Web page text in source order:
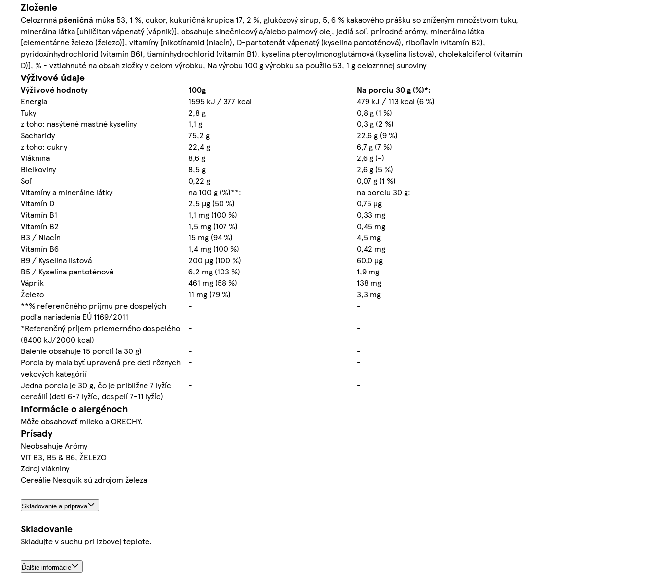
Zloženie
Celozrnná pšeničná múka 53, 1 %, cukor, kukuričná krupica 17, 2 %, glukózový sirup, 5, 6 % kakaového prášku so zníženým množstvom tuku,
minerálna látka [uhličitan vápenatý (vápnik)], obsahuje slnečnicový a/alebo palmový olej, jedlá soľ, prírodné arómy, minerálna látka
[elementárne železo (železo)], vitamíny [nikotínamid (niacín), D-pantotenát vápenatý (kyselina pantoténová), riboflavín (vitamín B2),
pyridoxínhydrochlorid (vitamín B6), tiamínhydrochlorid (vitamín B1), kyselina pteroylmonoglutámová (kyselina listová), cholekalciferol (vitamín
D)], % - vztiahnuté na obsah zložky v celom výrobku, Na výrobu 100 g výrobku sa použilo 53, 1 g celozrnnej suroviny
Výživové údaje
Výživové hodnoty 100g
Na porciu 30 g (%)*:
Energia
1595 kJ / 377 kcal
479 kJ / 113 kcal (6 %)
Tuky
2,8 g
0,8 g (1 %)
z toho: nasýtené mastné kyseliny
1,1 g
0,3 g (2 %)
Sacharidy
75,2 g
22,6 g (9 %)
z toho: cukry
22,4 g
6,7 g (7 %)
Vláknina
8,6 g
2,6 g (-)
Bielkoviny
8,5 g
2,6 g (5 %)
Soľ
0,22 g
0,07 g (1 %)
Vitamíny a minerálne látky
na 100 g (%)**:
na porciu 30 g:
Vitamín D
2,5 µg (50 %)
0,75 µg
Vitamín B1
1,1 mg (100 %)
0,33 mg
Vitamín B2
1,5 mg (107 %)
0,45 mg
B3 / Niacín
15 mg (94 %)
4,5 mg
Vitamín B6
1,4 mg (100 %)
0,42 mg
B9 / Kyselina listová
200 µg (100 %)
60,0 µg
B5 / Kyselina pantoténová
6,2 mg (103 %)
1,9 mg
Vápnik
461 mg (58 %)
138 mg
Železo
11 mg (79 %)
3,3 mg
**% referenčného príjmu pre dospelých
podľa nariadenia EÚ 1169/2011
-
-
*Referenčný príjem priemerného dospelého
(8400 kJ/2000 kcal)
-
-
Balenie obsahuje 15 porcií (a 30 g)
-
-
Porcia by mala byť upravená pre deti rôznych
vekových kategórií
-
-
Jedna porcia je 30 g, čo je približne 7 lyžíc
cereálií (deti 6-7 lyžíc, dospelí 7-11 lyžíc)
- -
Informácie o alergénoch
Môže obsahovať mlieko a ORECHY.
Prísady
Neobsahuje Arómy
VIT B3, B5 & B6, ŽELEZO
Zdroj vlákniny
Cereálie Nesquik sú zdrojom železa
Skladovanie a príprava
Skladovanie
Skladujte v suchu pri izbovej teplote.
Ďalšie informácie